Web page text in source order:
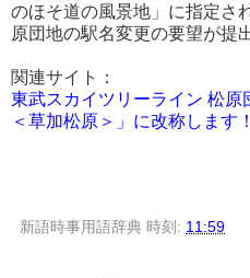
のほそ道の風景地」に指定さ
原団地の駅名変更の要望が提
関連サイト：
東武スカイツリーライン 松
＜草加松原＞」に改称します！
新語時事用語辞典 時刻: 11:59